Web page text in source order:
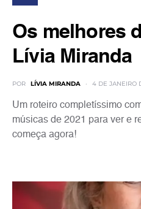
Os melhores
Lívia Miranda
POR LÍVIA MIRANDA 4 DE JANEIRO
Um roteiro completíssimo
músicas de 2021 para ver e
começa agora!